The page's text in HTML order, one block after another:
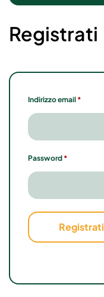
Registrati
Indirizzo email *
Password *
Registrati